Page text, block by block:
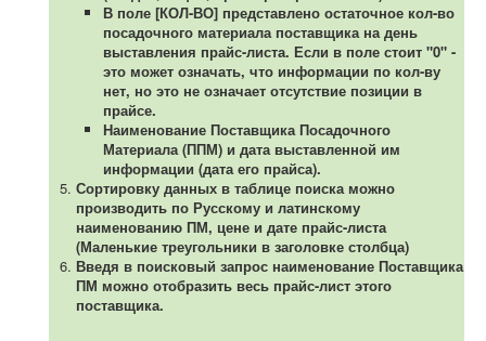
В поле [КОЛ-ВО] представлено остаточное кол-во
посадочного материала поставщика на день
выставления прайс-листа. Если в поле стоит "0" -
это может означать, что информации по кол-ву
нет, но это не означает отсутствие позиции в
прайсе.
Наименование Поставщика Посадочного
Материала (ППМ) и дата выставленной им
информации (дата его прайса).
Сортировку данных в таблице поиска можно
производить по Русскому и латинскому
наименованию ПМ, цене и дате прайс-листа
(Маленькие треугольники в заголовке столбца)
Введя в поисковый запрос наименование Поставщика
ПМ можно отобразить весь прайс-лист этого
поставщика.